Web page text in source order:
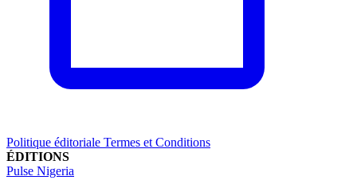
Politique éditoriale Termes et Conditions
ÉDITIONS
Pulse Nigeria